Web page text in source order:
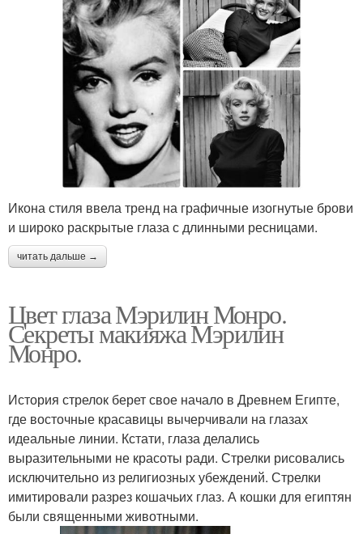
Икона стиля ввела тренд на графичные изогнутые брови
и широко раскрытые глаза с длинными ресницами.
читать дальше →
Цвет глаза Мэрилин Монро.
Секреты макияжа Мэрилин
Монро.
История стрелок берет свое начало в Древнем Египте,
где восточные красавицы вычерчивали на глазах
идеальные линии. Кстати, глаза делались
выразительными не красоты ради. Стрелки рисовались
исключительно из религиозных убеждений. Стрелки
имитировали разрез кошачьих глаз. А кошки для египтян
были священными животными.